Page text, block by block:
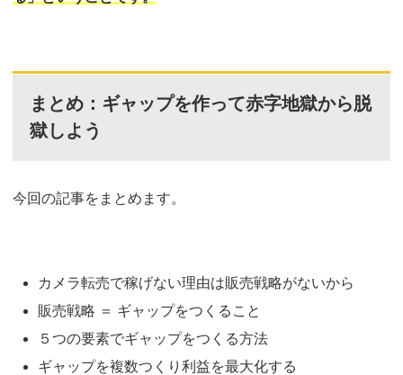
まとめ：ギャップを作って赤字地獄から脱
獄しよう
今回の記事をまとめます。
カメラ転売で稼げない理由は販売戦略がないから
販売戦略 ＝ ギャップをつくること
５つの要素でギャップをつくる方法
ギャップを複数つくり利益を最大化する